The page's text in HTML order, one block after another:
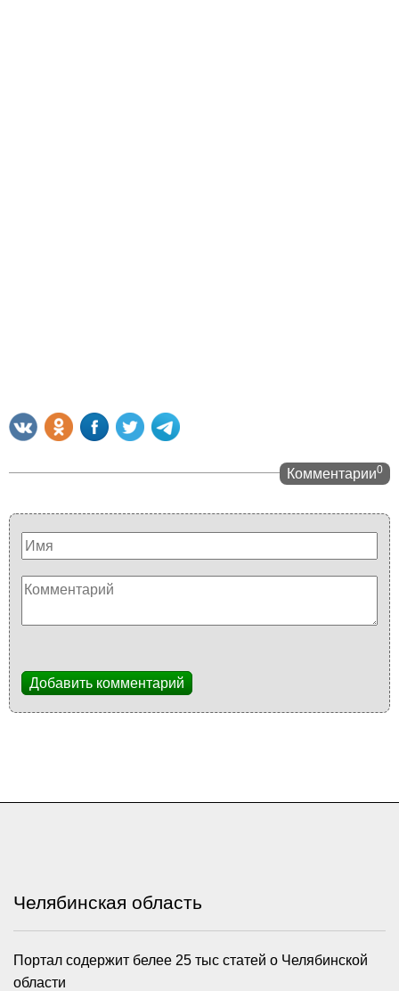
Комментарии0
Добавить комментарий
Челябинская область
Портал содержит белее 25 тыс статей о Челябинской
области